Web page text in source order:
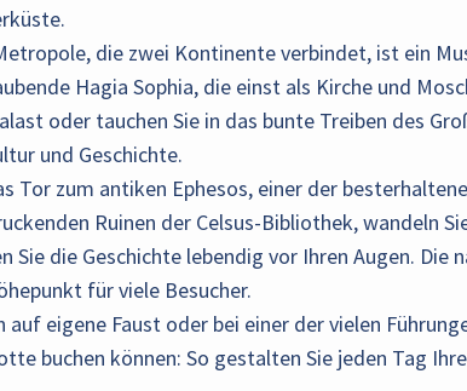
die zwei Kontinente verbindet, ist ein
Hagia Sophia, die einst als Kirche und
oder tauchen Sie in das bunte Treiben des
und Geschichte.
Tor zum antiken Ephesos, einer der
Ruinen der Celsus-Bibliothek, wandeln
Sie die Geschichte lebendig vor Ihren Augen. Die
für viele Besucher.
auf eigene Faust oder bei einer der vielen
buchen können: So gestalten Sie jeden Tag